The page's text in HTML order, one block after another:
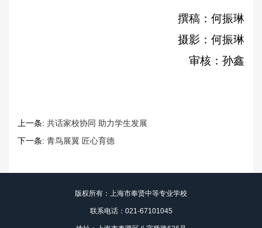
撰稿：何振琳
摄影：何振琳
审核：孙鑫
上一条: 共话家校协同 助力学生发展
下一条: 青鸟展翼 匠心育德
版权所有：上海市奉贤中等专业学校
联系电话：021-67101045